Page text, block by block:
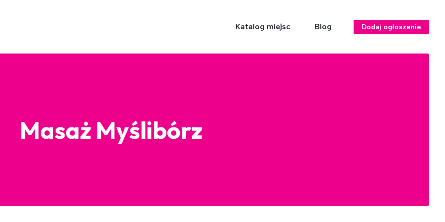
Katalog miejsc Blog Dodaj ogłoszenie
Masaż Myślibórz